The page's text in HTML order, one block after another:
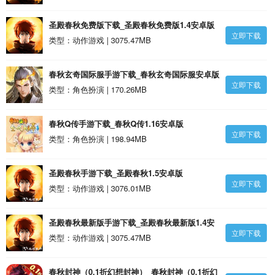
圣殿春秋免费版下载_圣殿春秋免费版1.4安卓版
类型：动作游戏 | 3075.47MB
立即下载
春秋玄奇国际服手游下载_春秋玄奇国际服安卓版
类型：角色扮演 | 170.26MB
立即下载
春秋Q传手游下载_春秋Q传1.16安卓版
类型：角色扮演 | 198.94MB
立即下载
圣殿春秋手游下载_圣殿春秋1.5安卓版
类型：动作游戏 | 3076.01MB
立即下载
圣殿春秋最新版手游下载_圣殿春秋最新版1.4安
卓版
类型：动作游戏 | 3075.47MB 立即下载
春秋封神（0.1折幻想封神）_春秋封神（0.1折幻